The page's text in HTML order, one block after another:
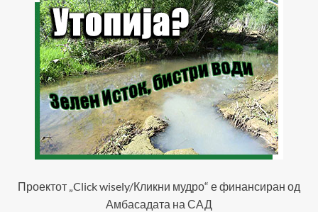
Проектот „Click wisely/Кликни мудро“ е финансиран од
Амбасадата на САД